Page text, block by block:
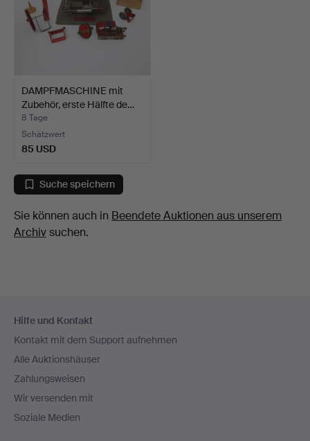
DAMPFMASCHINE mit
Zubehör, erste Hälfte de…
8 Tage
Schätzwert
85 USD
Suche speichern
Sie können auch in Beendete Auktionen aus unserem
Archivsuchen.
Navigation
Hilfe und Kontakt
Kontakt mit dem Support aufnehmen
Alle Auktionshäuser
Zahlungsweisen
Wir versenden mit
Soziale Medien